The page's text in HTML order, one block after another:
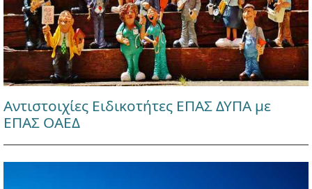
Αντιστοιχίες Ειδικοτήτες ΕΠΑΣ ΔΥΠΑ με
ΕΠΑΣ ΟΑΕΔ